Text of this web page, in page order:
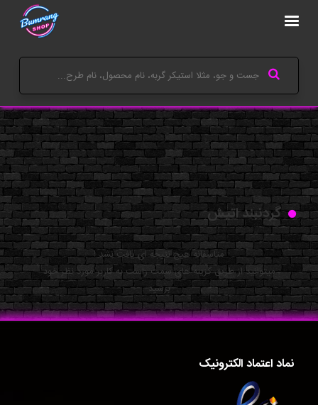
گردنبند اتیش
متاسفانه هیچ نتیجه ای یافت نشد !
میتوانید از طریق گزینه های سمت راست به کاربر مورد نظر خود
برسید
نماد اعتماد الکترونیک